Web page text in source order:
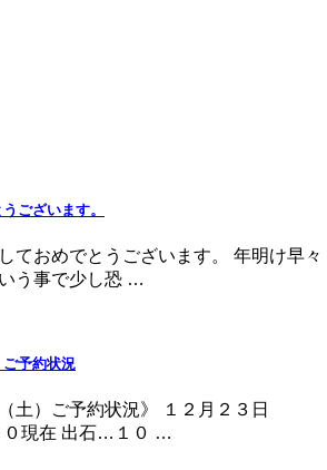
ございます。
ておめでとうございます。 年明け早々
う事で少し恐 …
ご予約状況
土）ご予約状況》 １２月２３日
０現在 出石…１０ …